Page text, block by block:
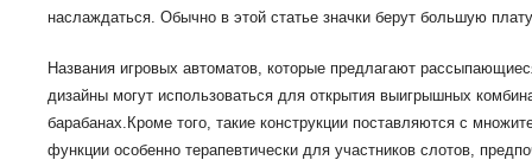
наслаждаться. Обычно в этой статье значки берут большую
Названия игровых автоматов, которые предлагают
дизайны могут использоваться для открытия выигрышных
барабанах.Кроме того, такие конструкции поставляются с
функции особенно терапевтически для участников слотов,